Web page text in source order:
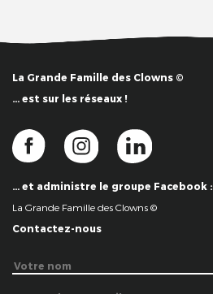
La Grande Famille des Clowns ©
… est sur les réseaux !
… et administre le groupe Facebook :
La Grande Famille des Clowns ©
Contactez-nous